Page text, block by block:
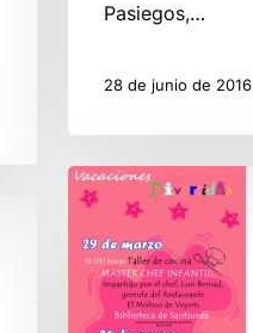
Pasiegos,…
28 de junio de 2016
Actividades
para
niños
Santiurde